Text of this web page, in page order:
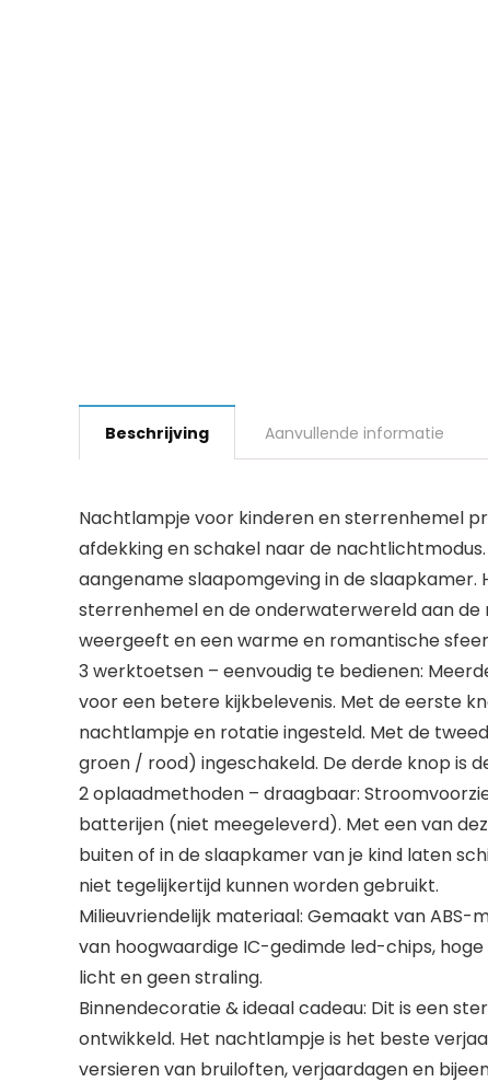
Beschrijving Aanvullende informatie
Nachtlampje voor kinderen en sterrenhemel
afdekking en schakel naar de
aangename slaapomgeving in de
sterrenhemel en de onderwaterwereld aan
weergeeft en een warme en romantische
3 werktoetsen – eenvoudig te bedienen:
voor een betere kijkbelevenis. Met de eerste
nachtlampje en rotatie ingesteld. Met de
groen / rood) ingeschakeld. De derde knop is
2 oplaadmethoden – draagbaar:
batterijen (niet meegeleverd). Met een van
buiten of in de slaapkamer van je kind laten
niet tegelijkertijd kunnen worden gebruikt.
Milieuvriendelijk materiaal: Gemaakt van
van hoogwaardige IC-gedimde led-chips,
licht en geen straling.
Binnendecoratie & ideaal cadeau: Dit is een
ontwikkeld. Het nachtlampje is het beste
versieren van bruiloften, verjaardagen en